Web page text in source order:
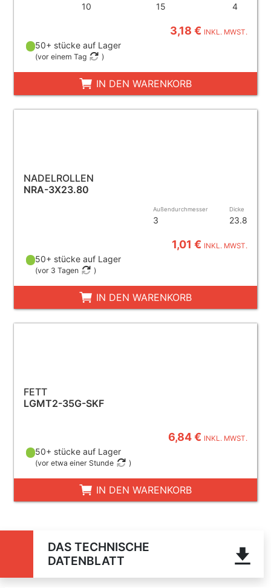
10 15 4
3,18 € INKL. MWST.
50+ stücke auf Lager
(vor einem Tag )
IN DEN WARENKORB
NADELROLLEN
NRA-3X23.80
Außendurchmesser
3
Dicke
23.8
1,01 € INKL. MWST.
50+ stücke auf Lager
(vor 3 Tagen )
IN DEN WARENKORB
FETT
LGMT2-35G-SKF
6,84 € INKL. MWST.
50+ stücke auf Lager
(vor etwa einer Stunde )
IN DEN WARENKORB
DAS TECHNISCHE
DATENBLATT